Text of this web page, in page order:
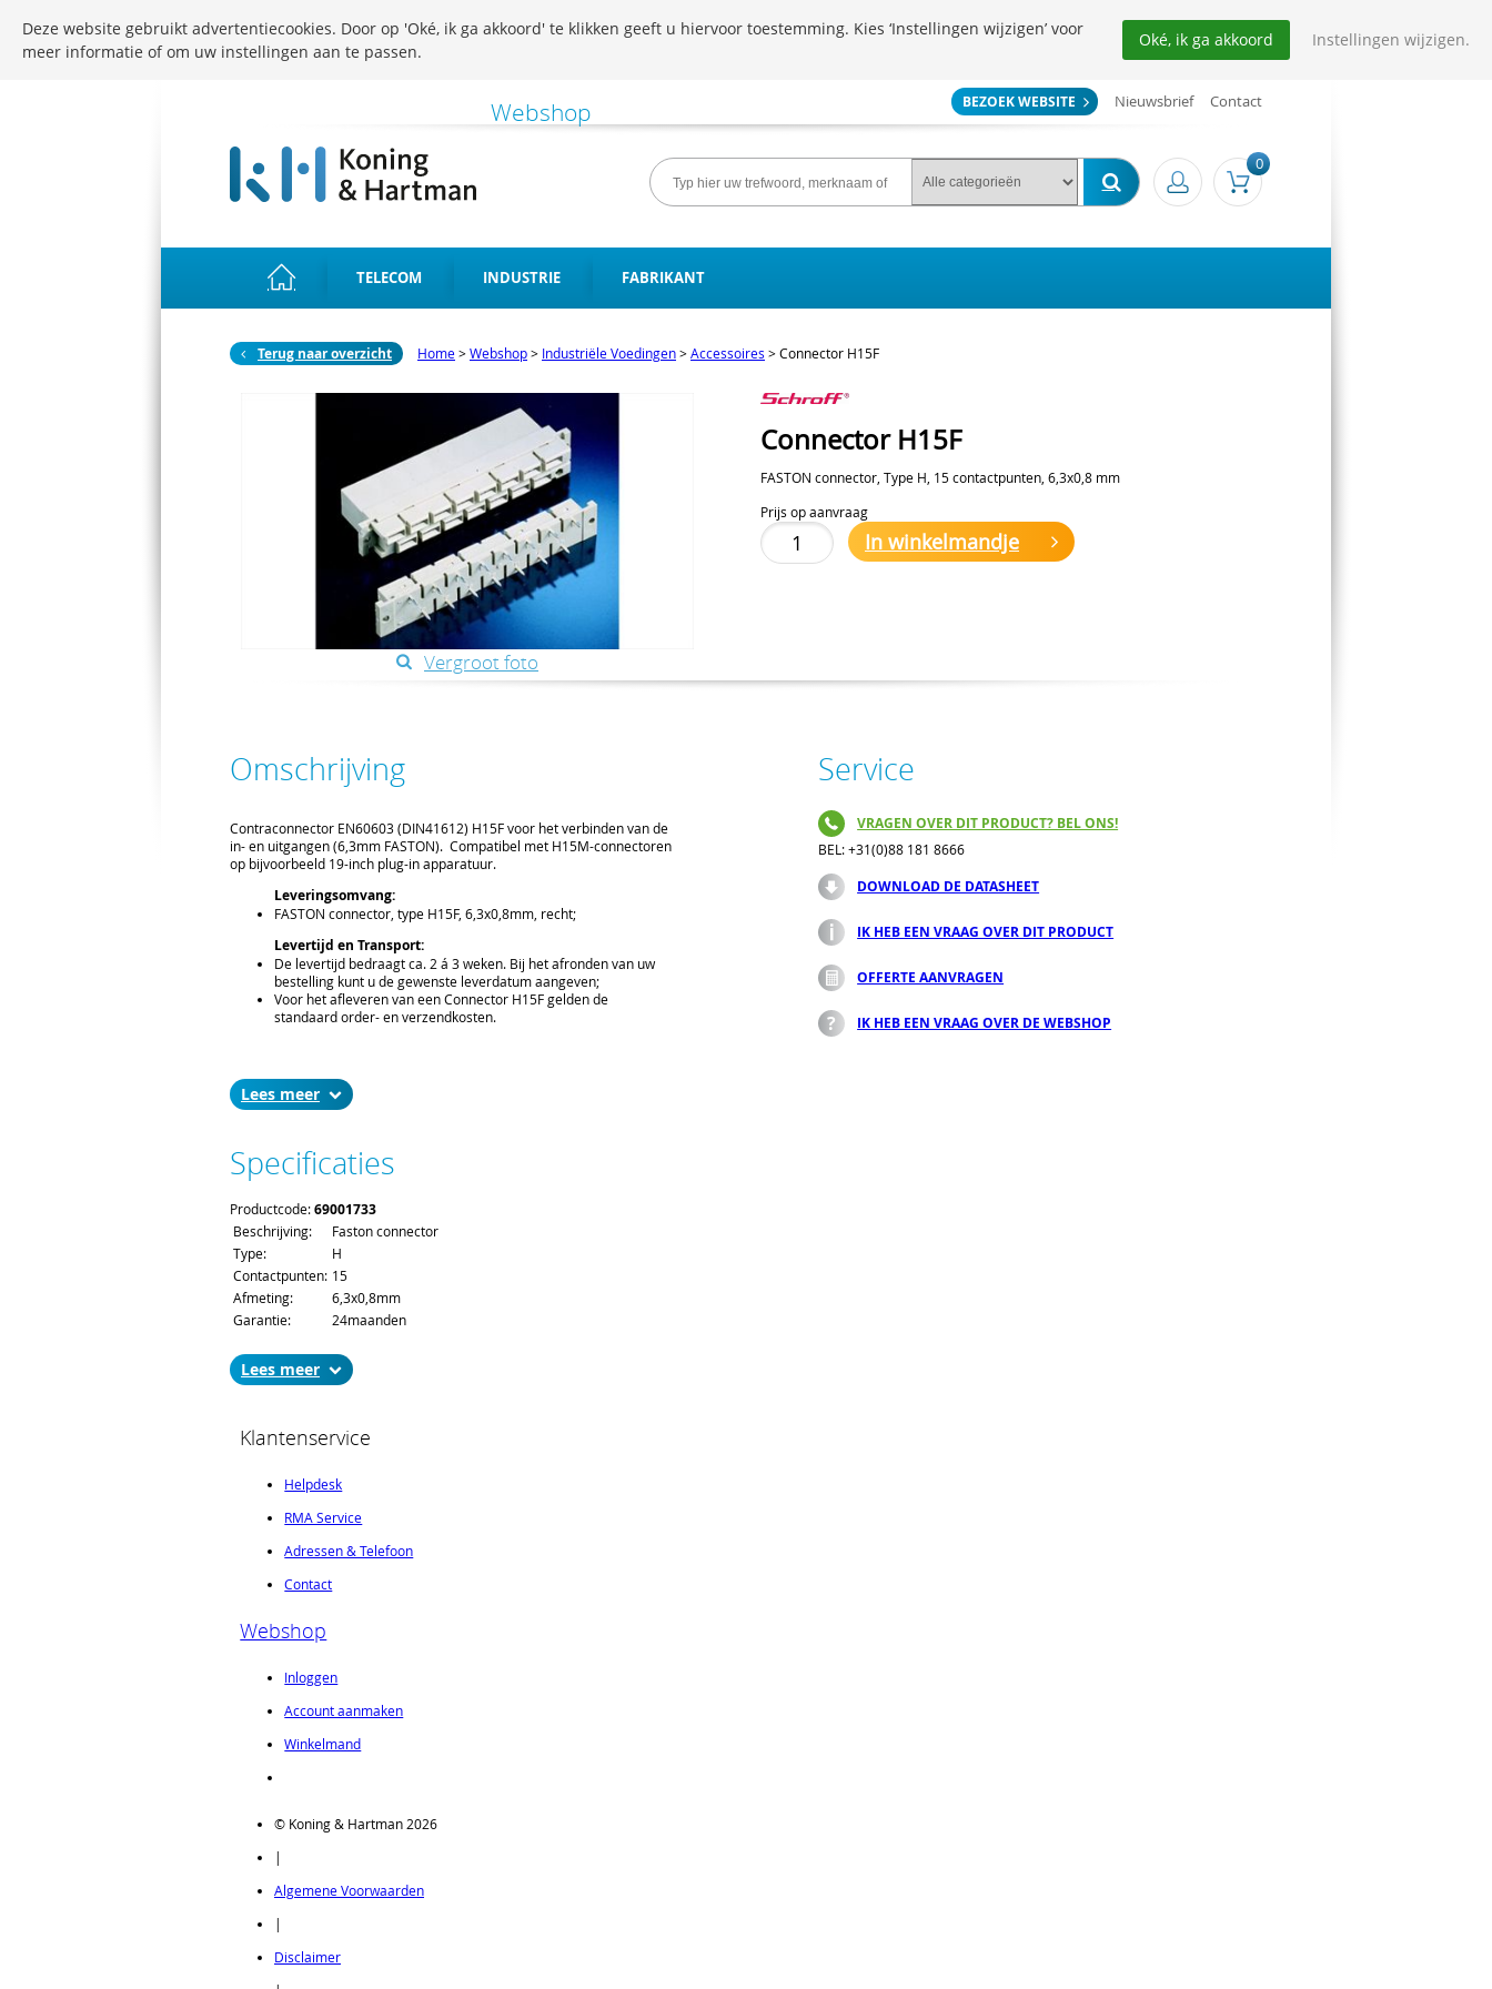
BEZOEK WEBSITE Nieuwsbrief Contact
0
TELECOM INDUSTRIE FABRIKANT
Terug naar overzicht Home>Webshop> Industriële Voedingen>Accessoires >Connector H15F
Vergroot foto
Connector H15F
FASTON connector, Type H, 15 contactpunten, 6,3x0,8 mm
Prijs op aanvraag
In winkelmandje
Omschrijving
Contraconnector EN60603 (DIN41612) H15F voor het verbinden van de
in- en uitgangen (6,3mm FASTON). Compatibel met H15M-connectoren
op bijvoorbeeld 19-inch plug-in apparatuur.
Leveringsomvang:
FASTON connector, type H15F, 6,3x0,8mm, recht;
Levertijd en Transport:
De levertijd bedraagt ca. 2 á 3 weken. Bij het afronden van uw
bestelling kunt u de gewenste leverdatum aangeven;
Voor het afleveren van een Connector H15F gelden de
standaard order- en verzendkosten.
Lees
Specificaties
Productcode:69001733
Beschrijving:
Faston connector
Type:
H
Contactpunten: 15
Afmeting:
6,3x0,8mm
Garantie:
24maanden
Lees
Service
VRAGEN OVER DIT PRODUCT? BEL ONS!
BEL: +31(0)88 181 8666
DOWNLOAD DE DATASHEET
IK HEB EEN VRAAG OVER DIT PRODUCT
OFFERTE AANVRAGEN
IK HEB EEN VRAAG OVER DE WEBSHOP
Klantenservice
Helpdesk
RMA Service
Adressen & Telefoon
Contact
Webshop
Inloggen
Account aanmaken
Winkelmand
© Koning & Hartman 2026
|
Algemene Voorwaarden
|
Disclaimer
Deze website gebruikt advertentiecookies. Door op 'Oké, ik ga akkoord' te klikken geeft u hiervoor toestemming. Kies ‘Instellingen wijzigen’ voor
meer informatie of om uw instellingen aan te passen.
Oké, ik ga akkoord Instellingen wijzigen.